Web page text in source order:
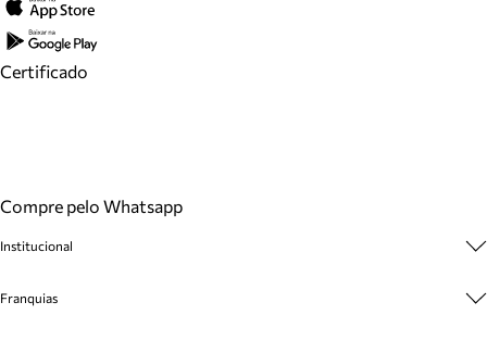
Certificado
Compre pelo Whatsapp
Institucional
Cashback
Franquias